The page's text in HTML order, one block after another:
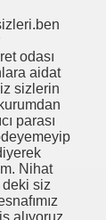
odası
aidat
sizlerin
kurumdan
parası
Nihat
deki siz
alıyoruz